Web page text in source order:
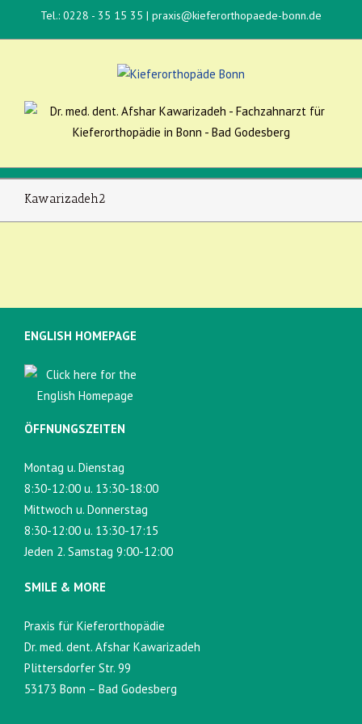
Tel.: 0228 - 35 15 35 | praxis@kieferorthopaede-bonn.de
Kawarizadeh2
ENGLISH HOMEPAGE
ÖFFNUNGSZEITEN
Montag u. Dienstag
8:30-12:00 u. 13:30-18:00
Mittwoch u. Donnerstag
8:30-12:00 u. 13:30-17:15
Jeden 2. Samstag 9:00-12:00
SMILE & MORE
Praxis für Kieferorthopädie
Dr. med. dent. Afshar Kawarizadeh
Plittersdorfer Str. 99
53173 Bonn – Bad Godesberg